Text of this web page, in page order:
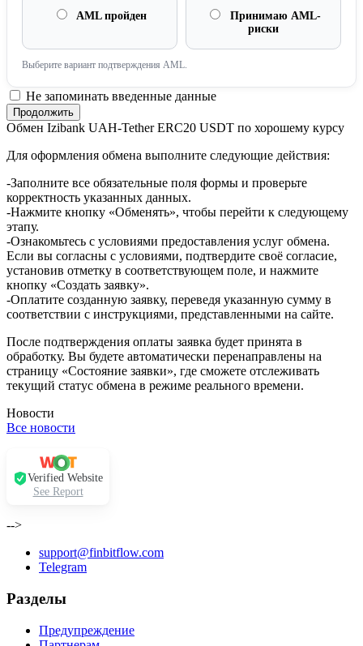
AML пройден
Принимаю AML-
риски
Выберите вариант подтверждения AML.
Не запоминать введенные данные
Обмен Izibank UAH-Tether ERC20 USDT по хорошему курсу
Для оформления обмена выполните следующие действия:
-Заполните все обязательные поля формы и проверьте
корректность указанных данных.
-Нажмите кнопку «Обменять», чтобы перейти к следующему
этапу.
-Ознакомьтесь с условиями предоставления услуг обмена.
Если вы согласны с условиями, подтвердите своё согласие,
установив отметку в соответствующем поле, и нажмите
кнопку «Создать заявку».
-Оплатите созданную заявку, переведя указанную сумму в
соответствии с инструкциями, представленными на сайте.
После подтверждения оплаты заявка будет принята в
обработку. Вы будете автоматически перенаправлены на
страницу «Состояние заявки», где сможете отслеживать
текущий статус обмена в режиме реального времени.
Новости
Все новости
Verified Website
See Report
-->
support@finbitflow.com
Telegram
Разделы
Предупреждение